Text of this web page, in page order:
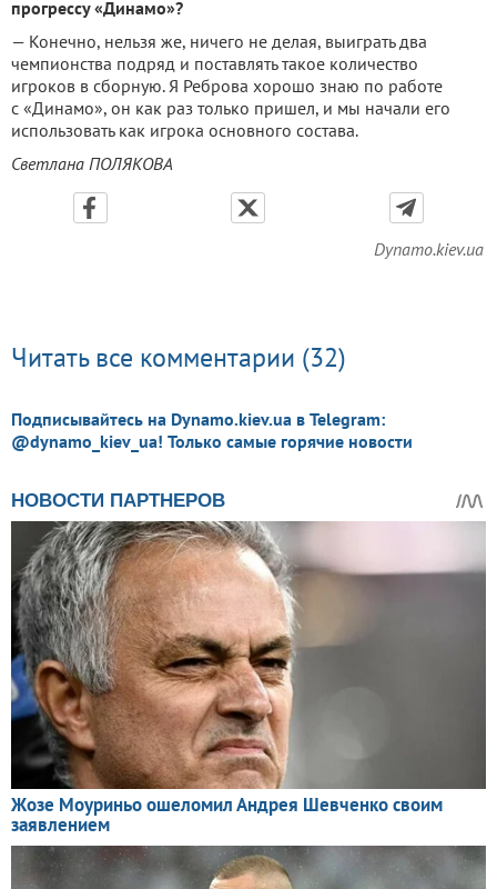
прогрессу «Динамо»?
— Конечно, нельзя же, ничего не делая, выиграть два
чемпионства подряд и поставлять такое количество
игроков в сборную. Я Реброва хорошо знаю по работе
с «Динамо», он как раз только пришел, и мы начали его
использовать как игрока основного состава.
Светлана ПОЛЯКОВА
Dynamo.kiev.ua
Читать все комментарии (32)
Подписывайтесь на Dynamo.kiev.ua в Telegram:
@dynamo_kiev_ua! Только самые горячие новости